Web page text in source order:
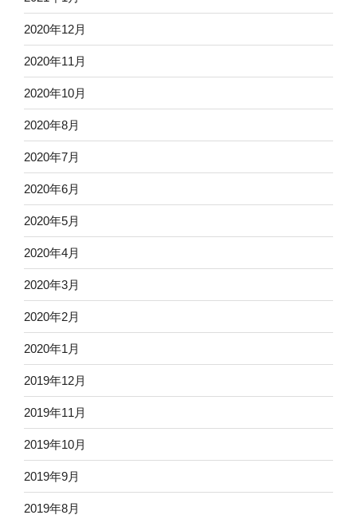
2020年12月
2020年11月
2020年10月
2020年8月
2020年7月
2020年6月
2020年5月
2020年4月
2020年3月
2020年2月
2020年1月
2019年12月
2019年11月
2019年10月
2019年9月
2019年8月